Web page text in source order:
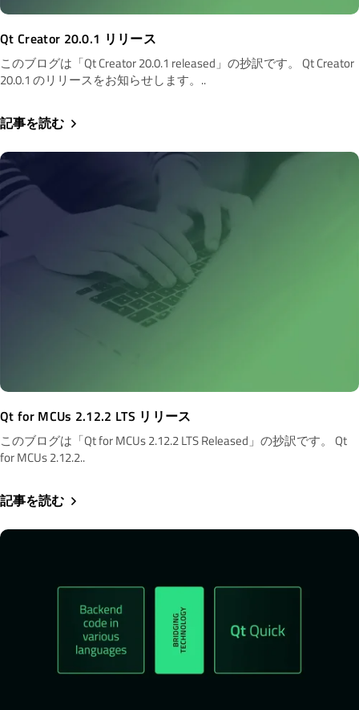
Qt Creator 20.0.1 リリース
このブログは「Qt Creator 20.0.1 released」の抄訳です。 Qt Creator
20.0.1 のリリースをお知らせします。..
記事を読む
Qt for MCUs 2.12.2 LTS リリース
このブログは「Qt for MCUs 2.12.2 LTS Released」の抄訳です。 Qt
for MCUs 2.12.2..
記事を読む